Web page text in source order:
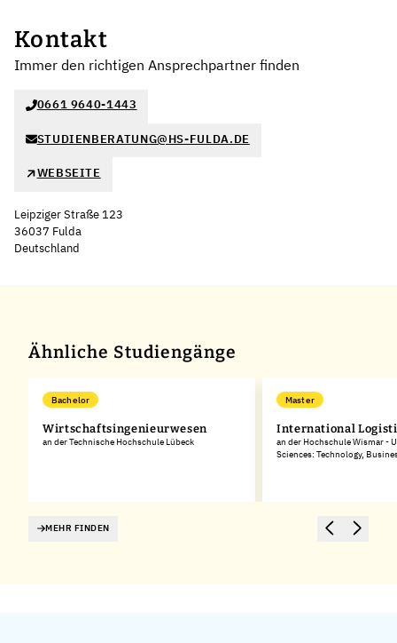
Kontakt
Immer den richtigen Ansprechpartner finden
0661 9640-1443
STUDIENBERATUNG@HS-FULDA.DE
WEBSEITE
Leipziger Straße 123
36037 Fulda
Deutschland
Ähnliche Studiengänge
Bachelor
Wirtschaftsingenieurwesen
an der Technische Hochschule Lübeck
Master
International
an der Hochschule Wismar -
Sciences: Technology,
MEHR FINDEN